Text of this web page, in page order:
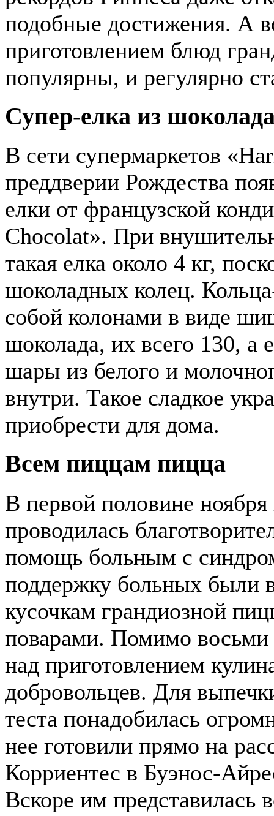
подобные достижения. А
приготовлением блюд
популярны, и регулярно
Супер-елка из
В сети супермаркетов
преддверии Рождества
елки от французской
Chocolat». При
такая елка около 4 кг,
шоколадных колец.
собой колонами в виде
шоколада, их всего 130,
шары из белого и
внутри. Такое сладкое
приобрести для дома.
Всем пиццам пицца
В первой половине
проводилась
помощь больным с
поддержку больных были
кусочкам грандиозной
поварами. Помимо восьми
над приготовлением
добровольцев. Для
теста понадобилась
нее готовили прямо на
Корриентес в Буэнос-
Вскоре им представилась